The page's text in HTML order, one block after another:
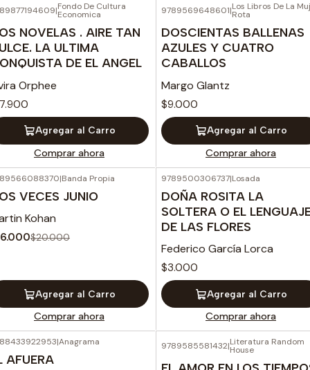
|Fondo De Cultura
Economica
NOVELAS . AIRE TAN
LA ULTIMA
DE EL ANGEL
Orphee
Agregar al Carro
Comprar ahora
9789569648601|Los Libros De La
Rota
DOSCIENTAS BALLENAS
AZULES Y CUATRO
CABALLOS
Margo Glantz
$9.000
Agregar al Carro
Comprar ahora
OFF |Banda Propia
VECES JUNIO
Kohan
$20.000
Agregar al Carro
Comprar ahora
9789500306737|Losada
DOÑA ROSITA LA
SOLTERA O EL
DE LAS FLORES
Federico García Lorca
$3.000
Agregar al Carro
Comprar ahora
|Anagrama
AFUERA
9789585581432|Literatura Random
House